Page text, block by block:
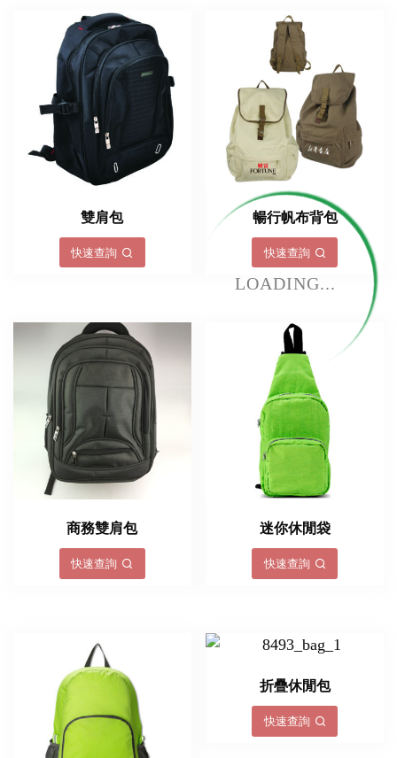
LOADING...
雙肩包
快速查詢
暢行帆布背包
快速查詢
商務雙肩包
快速查詢
迷你休閒袋
快速查詢
折疊休閒包
快速查詢